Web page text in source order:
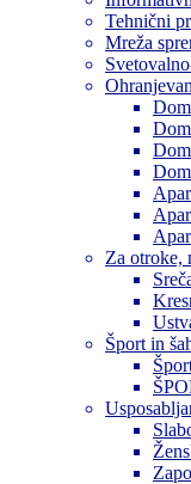
Tehnični
Mreža
Za otroke,
Šport in